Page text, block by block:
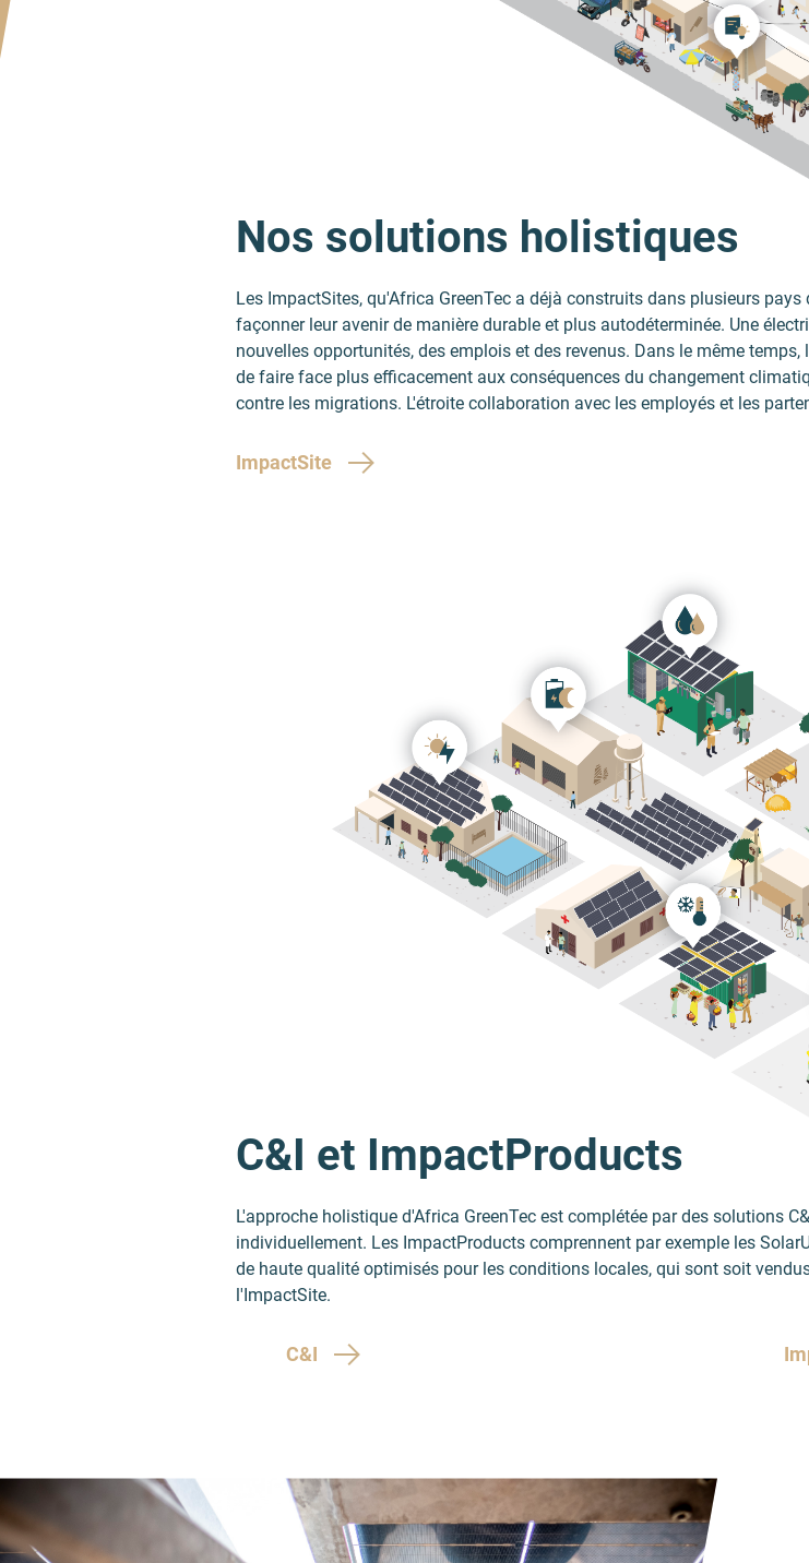
Nos solutions holistiques
Les ImpactSites, qu'Africa GreenTec a déjà construits dans plusieurs
façonner leur avenir de manière durable et plus autodéterminée. Une
nouvelles opportunités, des emplois et des revenus. Dans le même
de faire face plus efficacement aux conséquences du changement
contre les migrations. L'étroite collaboration avec les employés et les
ImpactSite
C&I et ImpactProducts
L'approche holistique d'Africa GreenTec est complétée par des solutions
individuellement. Les ImpactProducts comprennent par exemple les
de haute qualité optimisés pour les conditions locales, qui sont soit
l'ImpactSite.
C&I